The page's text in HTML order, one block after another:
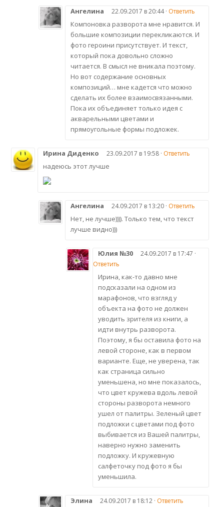
Ангелина 22.09.2017 в 20:44 · Ответить
Компоновка разворота мне нравится. И
большие композиции перекликаются. И
фото героини присутствует. И текст,
который пока довольно сложно
читается. В смысл не вникала поэтому.
Но вот содержание основных
композиций… мне кадется что можно
сделать их более взаимосвязанными.
Пока их объединяет только идея с
акварельными цветами и
прямоугольные формы подложек.
Ирина Диденко 23.09.2017 в 19:58 · Ответить
надеюсь этот лучше
Ангелина 24.09.2017 в 13:20 · Ответить
Нет, не лучше)))). Только тем, что текст
лучше видно)))
Юлия №30
24.09.2017 в 17:47 ·
Ответить
Ирина, как-то давно мне
подсказали на одном из
марафонов, что взгляд у
объекта на фото не должен
уводить зрителя из книги, а
идти внутрь разворота.
Поэтому, я бы оставила фото на
левой стороне, как в первом
варианте. Еще, не уверена, так
как страница сильно
уменьшена, но мне показалось,
что цвет кружева вдоль левой
стороны разворота немного
ушел от палитры. Зеленый цвет
подложки с цветами под фото
выбивается из Вашей палитры,
наверно нужно заменить
подложку. И кружевную
салфеточку под фото я бы
уменьшила.
Элина 24.09.2017 в 18:12 · Ответить